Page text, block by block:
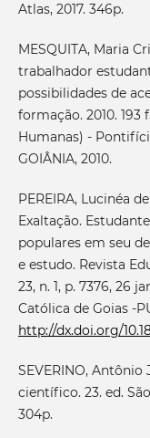
Atlas, 2017. 346p.
MESQUITA, Maria
trabalhador
possibilidades de
formação. 2010. 193
Humanas) -
GOIÂNIA, 2010.
PEREIRA, Lucinéa
Exaltação.
populares em seu
e estudo. Revista
23, n. 1, p. 7376, 26
Católica de Goias -
http://dx.doi.org/
SEVERINO,
científico. 23. ed.
304p.